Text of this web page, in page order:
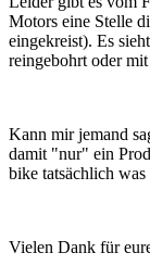
Motors eine Stelle
eingekreist). Es
reingebohrt oder
Kann mir jemand
damit "nur" ein
bike tatsächlich was
Vielen Dank für